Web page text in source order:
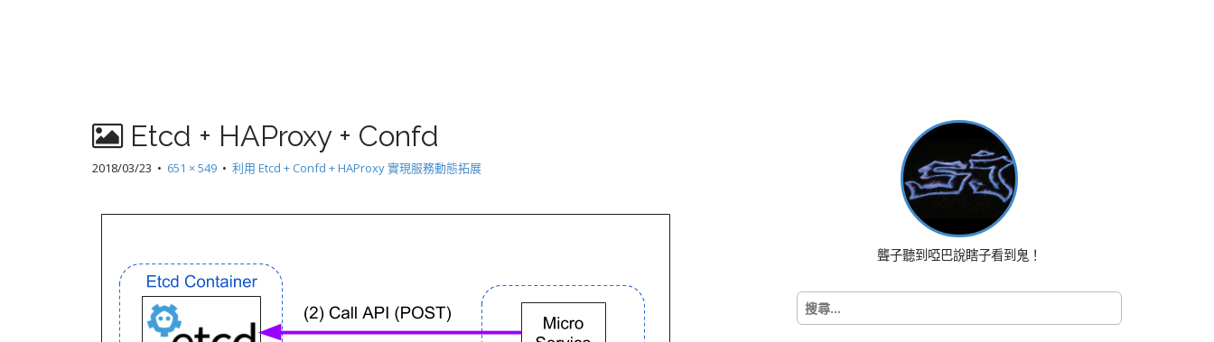
Etcd + HAProxy + Confd
2018/03/23 • 651 × 549 • 利用 Etcd + Confd + HAProxy 實現服務動態拓展
聾子聽到啞巴說瞎子看到鬼！
搜
尋